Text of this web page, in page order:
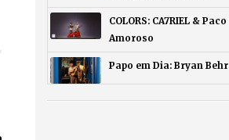
COLORS: CA7RIEL & Paco
Amoroso
Papo em Dia: Bryan Behr